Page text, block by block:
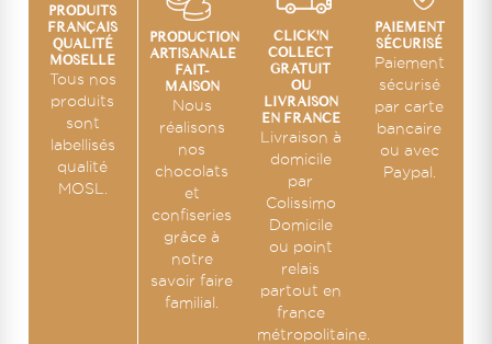
PRODUITS
FRANÇAIS
QUALITÉ
MOSELLE
Tous nos
produits
sont
labellisés
qualité
MOSL.
PRODUCTION
ARTISANALE
FAIT-
MAISON
Nous
réalisons
nos
chocolats
et
confiseries
grâce à
notre
savoir faire
familial.
CLICK'N
COLLECT
GRATUIT
OU
LIVRAISON
EN FRANCE
Livraison à
domicile
par
Colissimo
Domicile
ou point
relais
partout en
france
métropolitaine.
PAIEMENT
SÉCURISÉ
Paiement
sécurisé
par carte
bancaire
ou avec
Paypal.